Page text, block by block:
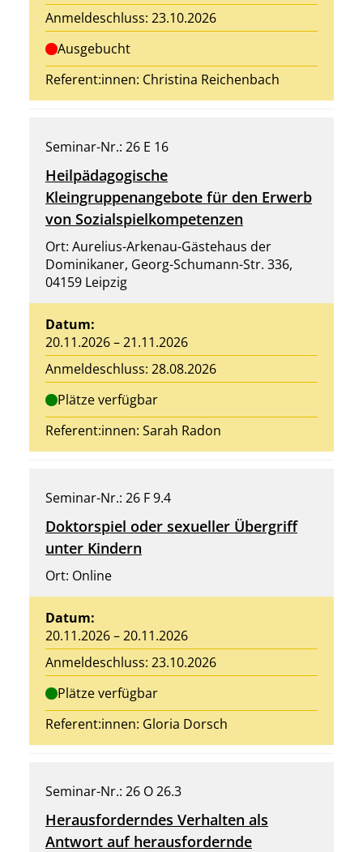
Anmeldeschluss: 23.10.2026
Ausgebucht
Referent:innen: Christina Reichenbach
Seminar-Nr.: 26 E 16
Heilpädagogische
Kleingruppenangebote für den Erwerb
von Sozialspielkompetenzen
Ort: Aurelius-Arkenau-Gästehaus der
Dominikaner, Georg-Schumann-Str. 336,
04159 Leipzig
Datum:
20.11.2026 – 21.11.2026
Anmeldeschluss: 28.08.2026
Plätze verfügbar
Referent:innen: Sarah Radon
Seminar-Nr.: 26 F 9.4
Doktorspiel oder sexueller Übergriff
unter Kindern
Ort: Online
Datum:
20.11.2026 – 20.11.2026
Anmeldeschluss: 23.10.2026
Plätze verfügbar
Referent:innen: Gloria Dorsch
Seminar-Nr.: 26 O 26.3
Herausforderndes Verhalten als
Antwort auf herausfordernde